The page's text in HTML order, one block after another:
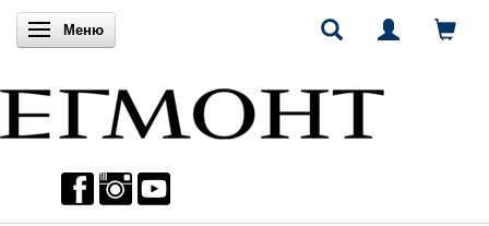
Включи навигацията
Меню